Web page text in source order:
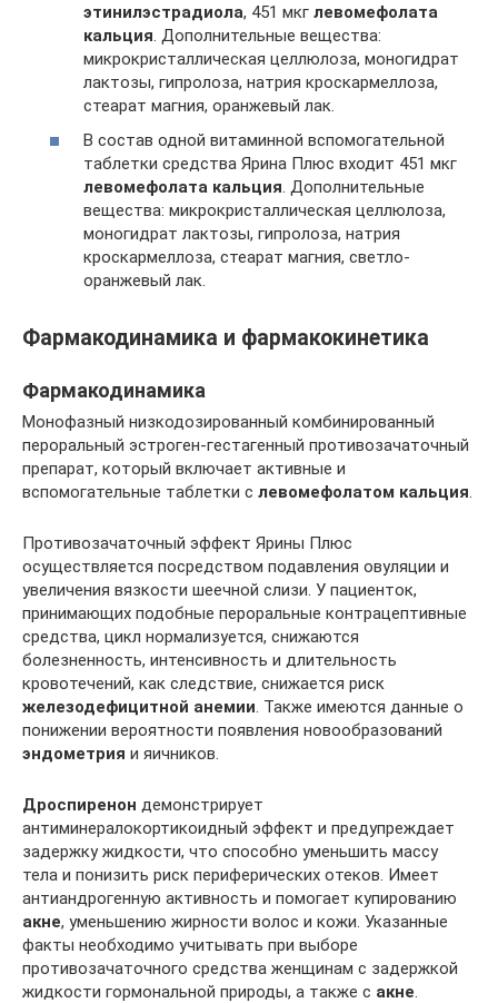
этинилэстрадиола, 451 мкг левомефолата
кальция. Дополнительные вещества:
микрокристаллическая целлюлоза, моногидрат
лактозы, гипролоза, натрия кроскармеллоза,
стеарат магния, оранжевый лак.
В состав одной витаминной вспомогательной
таблетки средства Ярина Плюс входит 451 мкг
левомефолата кальция. Дополнительные
вещества: микрокристаллическая целлюлоза,
моногидрат лактозы, гипролоза, натрия
кроскармеллоза, стеарат магния, светло-
оранжевый лак.
Фармакодинамика и фармакокинетика
Фармакодинамика
Монофазный низкодозированный комбинированный
пероральный эстроген-гестагенный противозачаточный
препарат, который включает активные и
вспомогательные таблетки с левомефолатом кальция
Противозачаточный эффект Ярины Плюс
осуществляется посредством подавления овуляции и
увеличения вязкости шеечной слизи. У пациенток,
принимающих подобные пероральные контрацептивные
средства, цикл нормализуется, снижаются
болезненность, интенсивность и длительность
кровотечений, как следствие, снижается риск
железодефицитной анемии . Также имеются данные о
понижении вероятности появления новообразований
эндометрия и яичников.
Дроспиренон демонстрирует
антиминералокортикоидный эффект и предупреждает
задержку жидкости, что способно уменьшить массу
тела и понизить риск периферических отеков. Имеет
антиандрогенную активность и помогает купированию
акне, уменьшению жирности волос и кожи. Указанные
факты необходимо учитывать при выборе
противозачаточного средства женщинам с задержкой
жидкости гормональной природы, а также с акне